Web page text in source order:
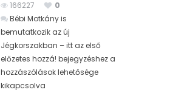
166227
0
Bébi Motkány is
bemutatkozik az új
Jégkorszakban – itt az első
előzetes hozzá! bejegyzéshez a
hozzászólások lehetősége
kikapcsolva